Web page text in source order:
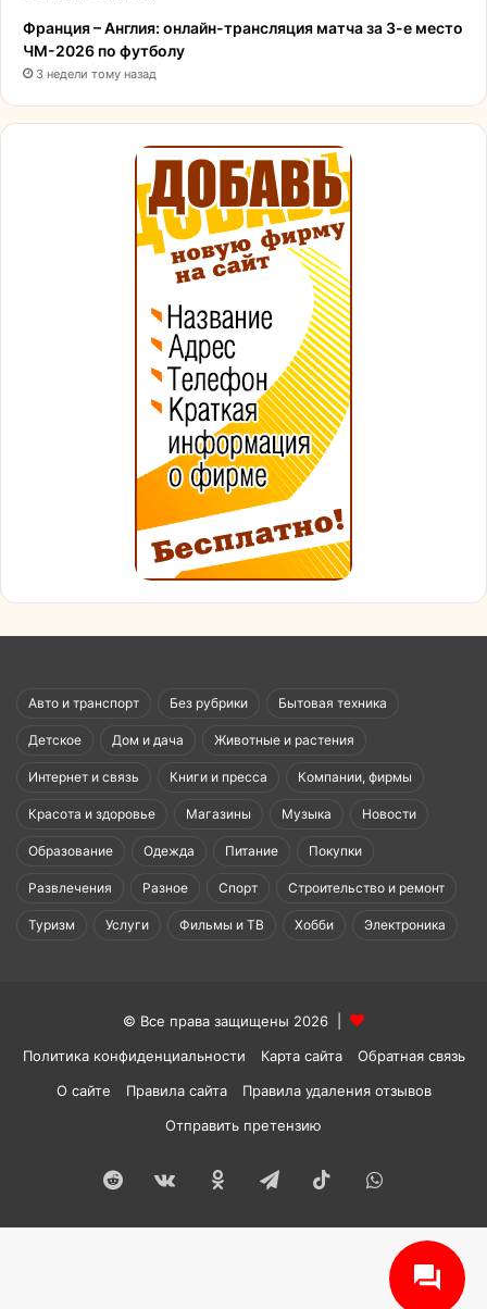
Франция – Англия: онлайн-трансляция матча за 3-е место
ЧМ-2026 по футболу
3 недели тому назад
Авто и транспорт Без рубрики Бытовая техника
Детское Дом и дача Животные и растения
Интернет и связь Книги и пресса Компании, фирмы
Красота и здоровье Магазины Музыка Новости
Образование Одежда Питание Покупки
Развлечения Разное Спорт Строительство и ремонт
Туризм Услуги Фильмы и ТВ Хобби Электроника
© Все права защищены 2026 |
Политика конфиденциальности
Карта сайта
Обратная связь
О сайте
Правила сайта
Правила удаления отзывов
Отправить претензию
Reddit vk.comОдноклассники
TelegramTikTokWhatsApp